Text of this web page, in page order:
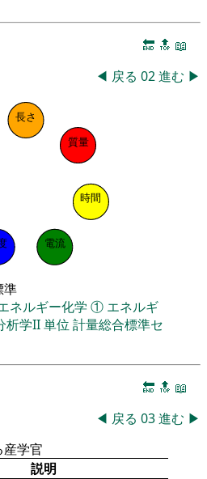
🔚 🔝 📖
◀ 戻る 02進む ▶
長さ
質量
時間
電流
準
ネルギー化学 ① エネルギ
析学II単位 計量総合標準セ
🔚 🔝 📖
◀ 戻る 03進む ▶
学官
説明